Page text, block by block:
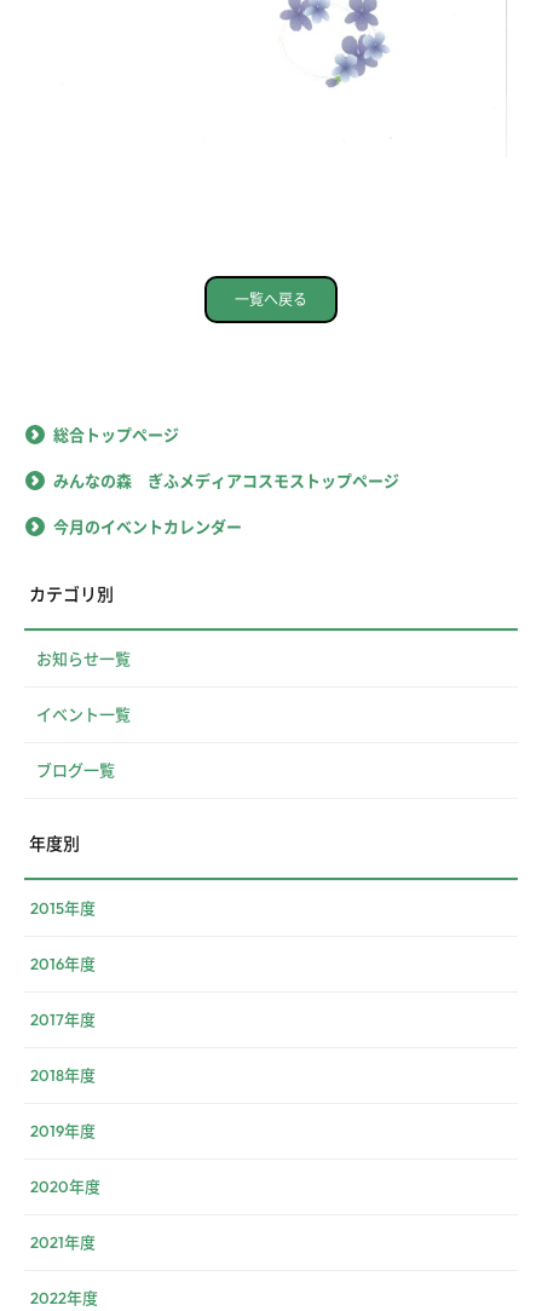
一覧へ戻る
総合トップページ
みんなの森 ぎふメディアコスモストップページ
今月のイベントカレンダー
カテゴリ別
お知らせ一覧
イベント一覧
ブログ一覧
年度別
2015年度
2016年度
2017年度
2018年度
2019年度
2020年度
2021年度
2022年度